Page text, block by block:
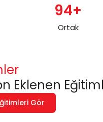
94+
Ortak
Eklenen
Gör